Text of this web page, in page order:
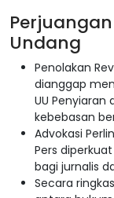
Undang
Penolakan
dianggap
UU Penyiaran
kebebasan
Advokasi
Pers
bagi jurnalis
Secara